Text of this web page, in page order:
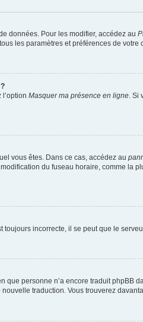
données. Pour les modifier, accédez au
les paramètres et préférences de votre
Masquer ma présence en ligne. Si
vous êtes. Dans ce cas, accédez au
du fuseau horaire, comme la
incorrecte, il se peut que le
que personne n’a encore traduit phpBB
traduction. Vous trouverez